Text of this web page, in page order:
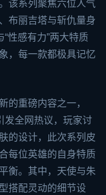
该系列聚焦六位人气
布丽吉塔与斩仇量身
性感有力”两大特质
，每一款都极具记忆
的重磅内容之一，
发全网热议，玩家讨
的设计，此次系列皮
每位英雄的自身特质
衡。其中，天使与朱
搭配灵动的细节设